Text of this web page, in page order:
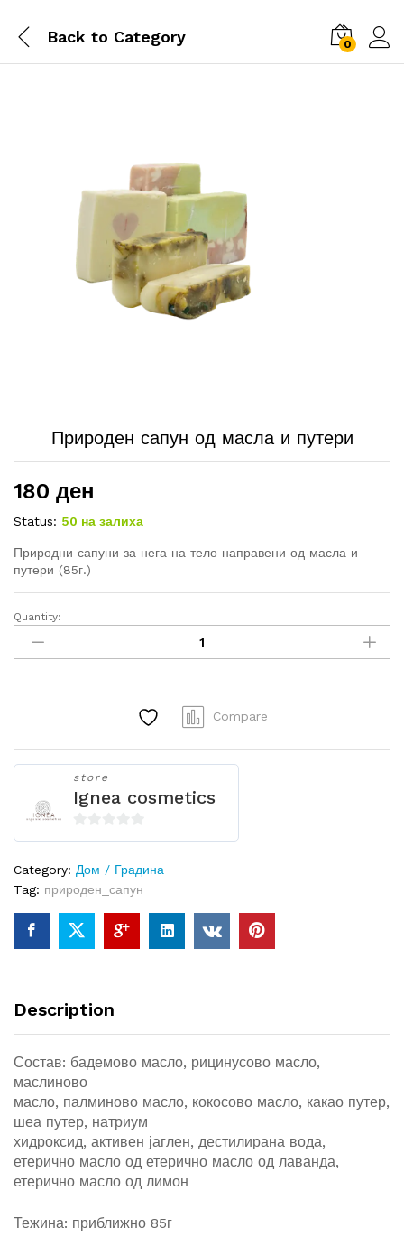
Back to Category 0
Природен сапун од масла и путери
180 ден
Status: 50 на залиха
Природни сапуни за нега на тело направени од масла и
путери (85г.)
Природен
сапун
од
Quantity:
Compare
store
Ignea cosmetics
0
u
t
o
f
Category: Дом / Градина
Tag: природен_сапун
Description
Состав: бадемово масло, рицинусово масло,
маслиново
масло, палминово масло, кокосово масло, какао путер,
шеа путер, натриум
хидроксид, активен јаглен, дестилирана вода,
етерично масло од етерично масло од лаванда,
етерично масло од лимон
Тежина: приближно 85г